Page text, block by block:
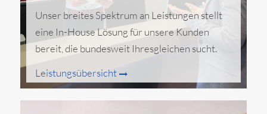
Unser breites Spektrum an Leistungen stellt
eine In-House Lösung für unsere Kunden
bereit, die bundesweit Ihresgleichen sucht.
Leistungsübersicht